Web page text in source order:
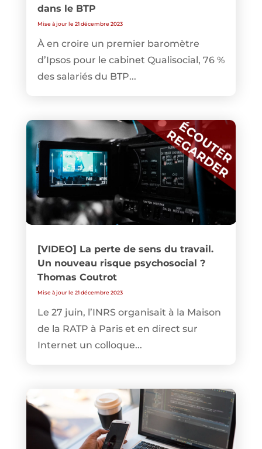
dans le BTP
Mise à jour le 21 décembre 2023
À en croire un premier baromètre
d’Ipsos pour le cabinet Qualisocial, 76 %
des salariés du BTP...
[VIDEO] La perte de sens du travail.
Un nouveau risque psychosocial ?
Thomas Coutrot
Mise à jour le 21 décembre 2023
Le 27 juin, l’INRS organisait à la Maison
de la RATP à Paris et en direct sur
Internet un colloque...